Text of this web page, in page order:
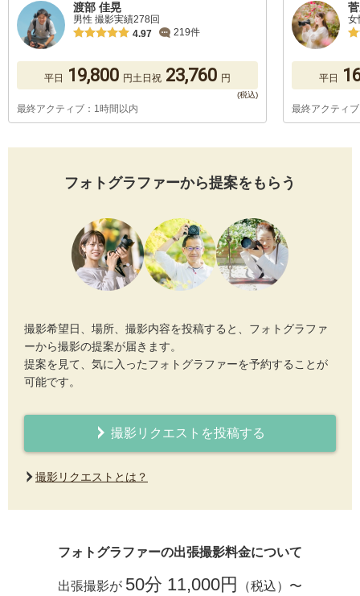
渡部 佳晃
男性 撮影実績278回
4.97
219件
平日 19,800 円土日祝 23,760 円
最終アクティブ：1時間以内
女
平日
最終アクティ
フォトグラファーから提案をもらう
撮影希望日、場所、撮影内容を投稿すると、フォトグラファ
ーから撮影の提案が届きます。
提案を見て、気に入ったフォトグラファーを予約することが
可能です。
撮影リクエストを投稿する
撮影リクエストとは？
フォトグラファーの出張撮影料金について
出張撮影が 50分 11,000円
（税込）〜